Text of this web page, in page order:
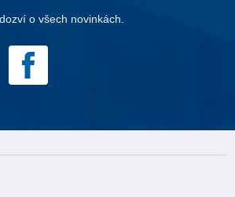
o všech novinkách.